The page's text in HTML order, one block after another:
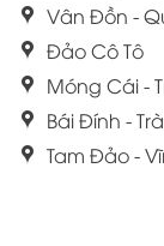
Vân Đồn -
Đảo Cô Tô
Móng Cái -
Bái Đính -
Tam Đảo -